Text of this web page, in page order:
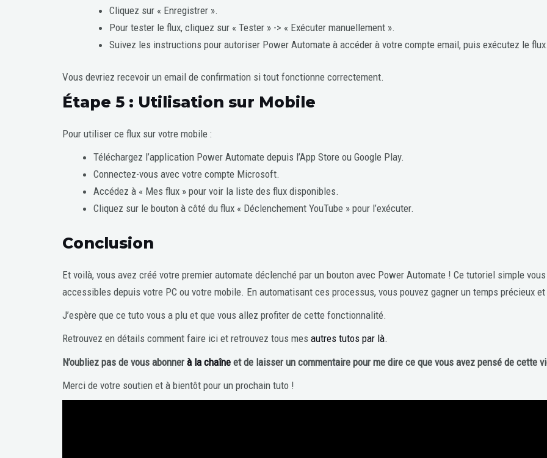
Cliquez sur « Enregistrer ».
Pour tester le flux, cliquez sur « Tester » -> « Exécuter manuellement ».
Suivez les instructions pour autoriser Power Automate à accéder à votre compte email, puis exécutez le
Vous devriez recevoir un email de confirmation si tout fonctionne correctement.
Étape 5 : Utilisation sur Mobile
Pour utiliser ce flux sur votre mobile :
Téléchargez l’application Power Automate depuis l’App Store ou Google Play.
Connectez-vous avec votre compte Microsoft.
Accédez à « Mes flux » pour voir la liste des flux disponibles.
Cliquez sur le bouton à côté du flux « Déclenchement YouTube » pour l’exécuter.
Conclusion
Et voilà, vous avez créé votre premier automate déclenché par un bouton avec Power Automate ! Ce tutoriel simple
accessibles depuis votre PC ou votre mobile. En automatisant ces processus, vous pouvez gagner un temps précieux
J’espère que ce tuto vous a plu et que vous allez profiter de cette fonctionnalité.
Retrouvez en détails comment faire ici et retrouvez tous mes autres tutos par là.
N’oubliez pas de vous abonner à la chaîne et de laisser un commentaire pour me dire ce que vous avez pensé de cette
Merci de votre soutien et à bientôt pour un prochain tuto !